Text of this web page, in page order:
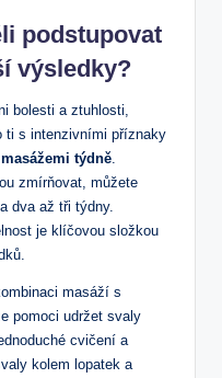
podstupovat
výsledky?
bolesti a ztuhlosti,
ti s intenzivními příznaky
týdně.
zmírňovat, můžete
dva až tři týdny.
je klíčovou složkou
masáží s
pomoci udržet svaly
cvičení a
kolem lopatek a